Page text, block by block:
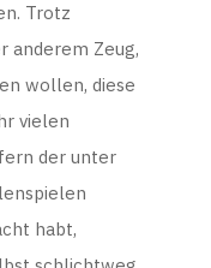
Trotz
anderem Zeug,
wollen, diese
vielen
der unter
habt,